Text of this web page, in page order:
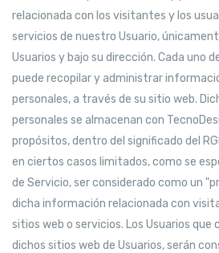
relacionada con los visitantes y los
servicios de nuestro Usuario,
Usuarios y bajo su dirección. Cada uno
puede recopilar y administrar
personales, a través de su sitio web.
personales se almacenan con
propósitos, dentro del significado del
en ciertos casos limitados, como se
de Servicio, ser considerado como un
dicha información relacionada con
sitios web o servicios. Los Usuarios que
dichos sitios web de Usuarios, serán